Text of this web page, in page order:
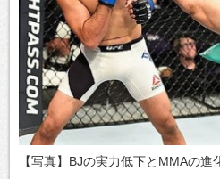
【写真】BJの実力低下とMMAの